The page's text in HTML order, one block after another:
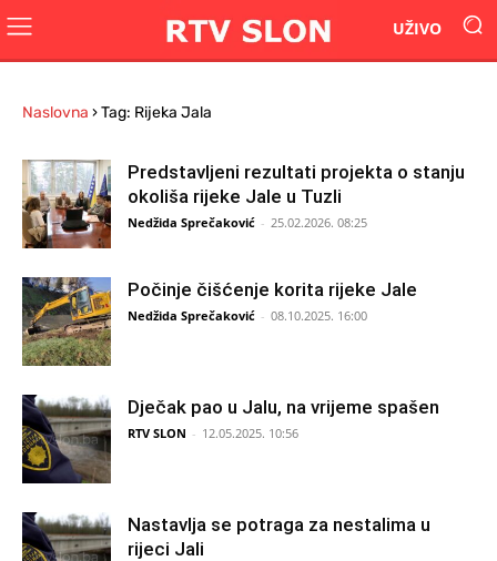
UŽIVO
Naslovna ›Tag: Rijeka Jala
Predstavljeni rezultati projekta o stanju
okoliša rijeke Jale u Tuzli
Nedžida Sprečaković - 25.02.2026. 08:25
Počinje čišćenje korita rijeke Jale
Nedžida Sprečaković - 08.10.2025. 16:00
Dječak pao u Jalu, na vrijeme spašen
RTV SLON - 12.05.2025. 10:56
Nastavlja se potraga za nestalima u
rijeci Jali